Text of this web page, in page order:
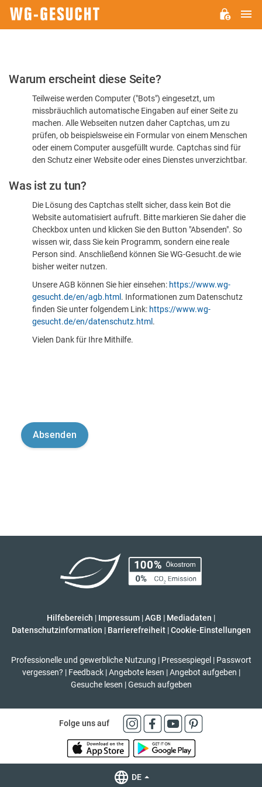
Bitte
dass
sind
Warum erscheint diese Seite?
Teilweise werden Computer ("Bots") eingesetzt, um
missbräuchlich automatische Eingaben auf einer Seite zu
machen. Alle Webseiten nutzen daher Captchas, um zu
prüfen, ob beispielsweise ein Formular von einem Menschen
oder einem Computer ausgefüllt wurde. Captchas sind für
den Schutz einer Website oder eines Dienstes unverzichtbar.
Was ist zu tun?
Die Lösung des Captchas stellt sicher, dass kein Bot die
Website automatisiert aufruft. Bitte markieren Sie daher die
Checkbox unten und klicken Sie den Button "Absenden". So
wissen wir, dass Sie kein Programm, sondern eine reale
Person sind. Anschließend können Sie WG-Gesucht.de wie
bisher weiter nutzen.
Unsere AGB können Sie hier einsehen: https://www.wg-
gesucht.de/en/agb.html . Informationen zum Datenschutz
finden Sie unter folgendem Link: https://www.wg-
gesucht.de/en/datenschutz.html .
Vielen Dank für Ihre Mithilfe.
Hilfebereich | Impressum |AGB | Mediadaten |
Datenschutzinformation | Barrierefreiheit | Cookie-Einstellungen
Professionelle und gewerbliche Nutzung | Pressespiegel | Passwort
vergessen? | Feedback | Angebote lesen | Angebot aufgeben |
Gesuche lesen | Gesuch aufgeben
Folge uns auf
DE